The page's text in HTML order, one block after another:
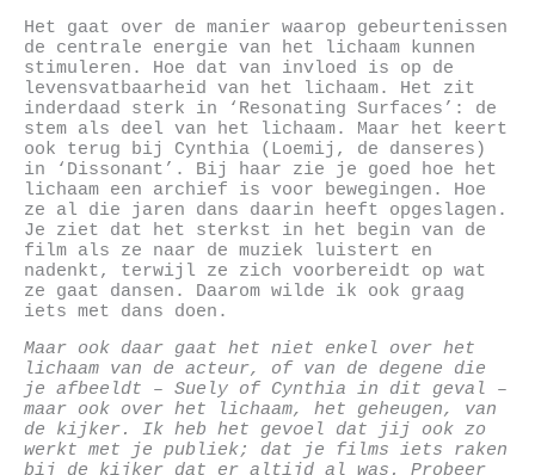
Het gaat over de manier waarop gebeurtenissen
de centrale energie van het lichaam kunnen
stimuleren. Hoe dat van invloed is op de
levensvatbaarheid van het lichaam. Het zit
inderdaad sterk in ‘Resonating Surfaces’: de
stem als deel van het lichaam. Maar het keert
ook terug bij Cynthia (Loemij, de danseres)
in ‘Dissonant’. Bij haar zie je goed hoe het
lichaam een archief is voor bewegingen. Hoe
ze al die jaren dans daarin heeft opgeslagen.
Je ziet dat het sterkst in het begin van de
film als ze naar de muziek luistert en
nadenkt, terwijl ze zich voorbereidt op wat
ze gaat dansen. Daarom wilde ik ook graag
iets met dans doen.
Maar ook daar gaat het niet enkel over het
lichaam van de acteur, of van de degene die
je afbeeldt – Suely of Cynthia in dit geval –
maar ook over het lichaam, het geheugen, van
de kijker. Ik heb het gevoel dat jij ook zo
werkt met je publiek; dat je films iets raken
bij de kijker dat er altijd al was. Probeer